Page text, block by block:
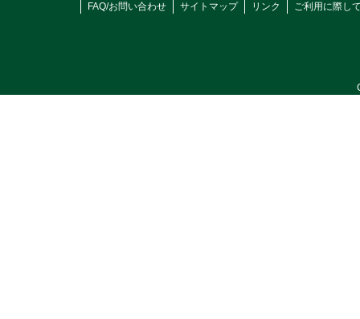
FAQ/お問い合わせ
サイトマップ リンク ご利用に際し